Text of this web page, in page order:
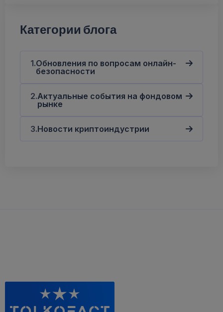
Категории блога
Обновления по вопросам онлайн-
безопасности
Актуальные события на фондовом
рынке
Новости криптоиндустрии